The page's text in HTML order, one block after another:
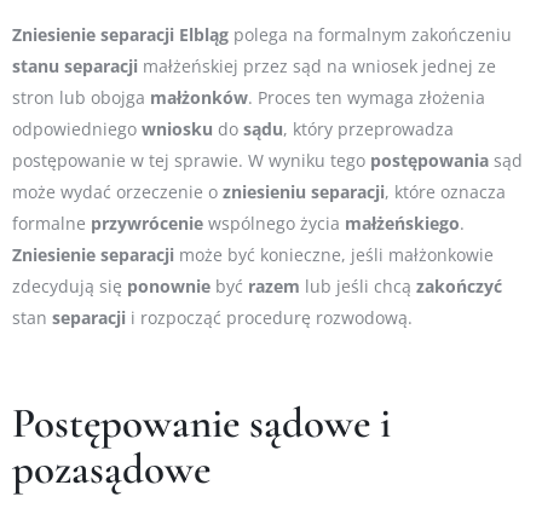
Zniesienie separacji Elbląg polega na formalnym zakończeniu
stanu separacji małżeńskiej przez sąd na wniosek jednej ze
stron lub obojga małżonków. Proces ten wymaga złożenia
odpowiedniego wniosku do sądu, który przeprowadza
postępowanie w tej sprawie. W wyniku tego postępowania sąd
może wydać orzeczenie o zniesieniu separacji, które oznacza
formalne przywrócenie wspólnego życia małżeńskiego.
Zniesienie separacji może być konieczne, jeśli małżonkowie
zdecydują się ponownie być razem lub jeśli chcą zakończyć
stan separacji i rozpocząć procedurę rozwodową.
Postępowanie sądowe i
pozasądowe